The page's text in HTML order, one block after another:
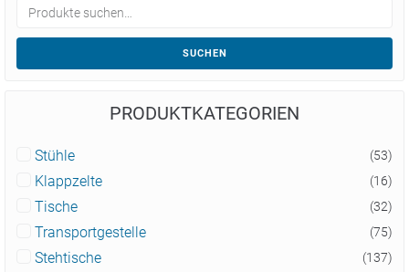
SUCHEN
PRODUKTKATEGORIEN
Stühle (53)
Klappzelte (16)
Tische (32)
Transportgestelle (75)
Stehtische (137)